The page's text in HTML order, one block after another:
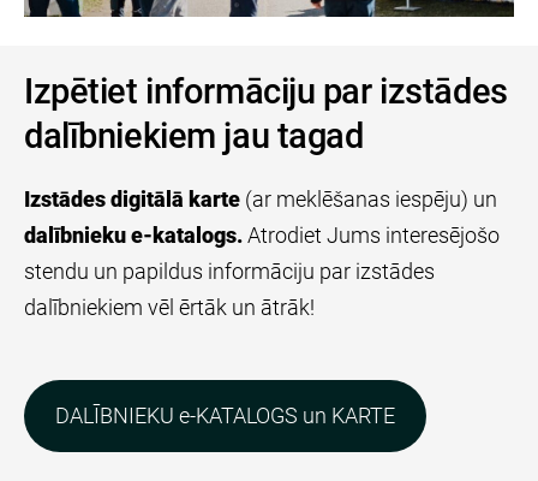
Izpētiet informāciju par izstādes
dalībniekiem jau tagad
Izstādes digitālā karte (ar meklēšanas iespēju) un
dalībnieku e-katalogs.Atrodiet Jums interesējošo
stendu un papildus informāciju par izstādes
dalībniekiem vēl ērtāk un ātrāk!
​DALĪBNIEKU e-KATALOGS un KARTE​